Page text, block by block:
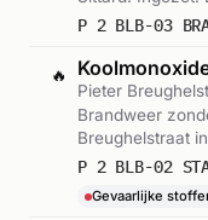
🔥
Pieter
Brandweer
Breughelstraat
op: incident met
Gevaarlijke